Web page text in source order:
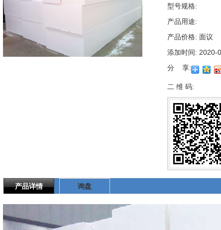
型号规格:
产品用途:
产品价格: 面议
添加时间: 2020-
分 享:
二 维 码:
产品详情 询盘